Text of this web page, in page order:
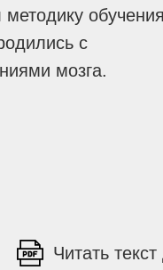
с
мозга.
Читать